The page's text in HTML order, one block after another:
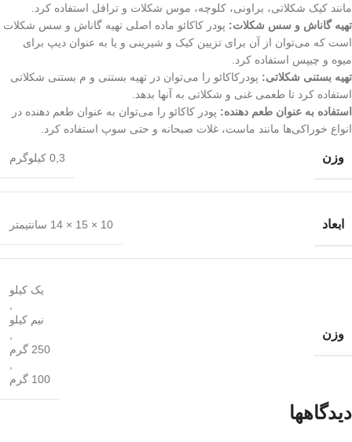
مانند کیک شکلاتی، براونی، کلوچه، موس شکلات و ترافل استفاده کرد.
تهیه گاناش و سس شکلات: پودر کاکائو ماده اصلی تهیه گاناش و سس شکلات
است که می‌توان از آن برای تزیین کیک و شیرینی و یا به عنوان دیپ برای
میوه و چیپس استفاده کرد.
تهیه بستنی شکلاتی: پودرکاکائو را می‌توان در تهیه بستنی و م بستنی شکلاتی
استفاده کرد تا طعمی غنی و شکلاتی به آنها بدهد.
استفاده به عنوان طعم دهنده: پودر کاکائو را می‌توان به عنوان طعم دهنده در
انواع خوراکی‌ها مانند ماست، غلات صبحانه و حتی سوپ استفاده کرد.
وزن 0,3 کیلوگرم
ابعاد 10 × 15 × 14 سانتیمتر
وزن
یک کیلو
نیم کیلو
250 گرم
100 گرم
دیدگاهها